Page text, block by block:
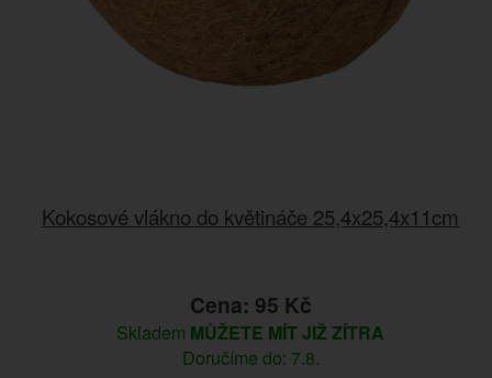
Kokosové vlákno do květináče 25,4x25,4x11cm
Cena: 95 Kč
Skladem MŮŽETE MÍT JIŽ ZÍTRA
Doručíme do: 7.8.